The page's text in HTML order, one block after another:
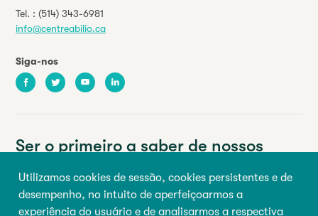
Utilizamos cookies de sessão, cookies persistentes e de
desempenho, no intuito de aperfeiçoarmos a
experiência do usuário e de analisarmos a respectiva
Tel. : (514) 343-6981
info@centreabilio.ca
Siga-nos
FacebookTwitter YoutubeLinkedIn
Ser o primeiro a saber de nossos
Seu endereço de e-mail